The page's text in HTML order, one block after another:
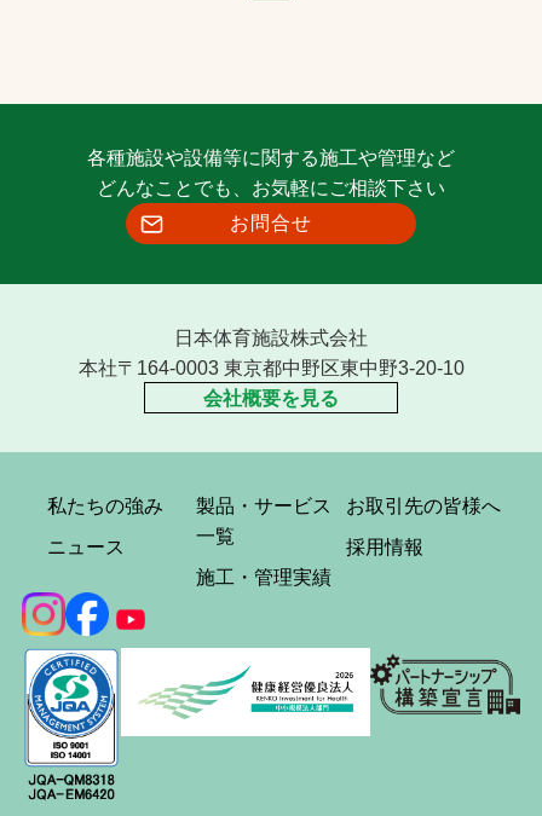
文字の見えづらさや操作にお困りの方へ
各種施設や設備等に関する施工や管理など
どんなことでも、お気軽にご相談下さい
お問合せ
日本体育施設株式会社
本社〒164-0003 東京都中野区東中野3-20-10
会社概要を見る
私たちの強み
ニュース
製品・サービス
一覧
施工・管理実績
お取引先の皆様へ
採用情報